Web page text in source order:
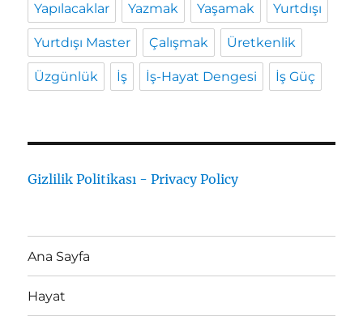
Yapılacaklar Yazmak Yaşamak Yurtdışı
Yurtdışı Master Çalışmak Üretkenlik
Üzgünlük İş İş-Hayat Dengesi İş Güç
Gizlilik Politikası - Privacy Policy
Ana Sayfa
Hayat